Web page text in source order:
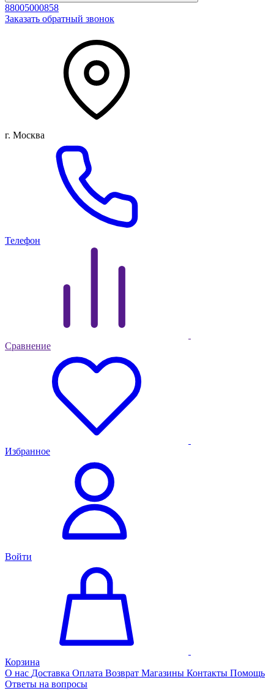
88005000858
Заказать обратный звонок
г. Москва
Телефон
Сравнение
Избранное
Войти
Корзина
О нас Доставка Оплата Возврат Магазины Контакты Помощь
Ответы на вопросы